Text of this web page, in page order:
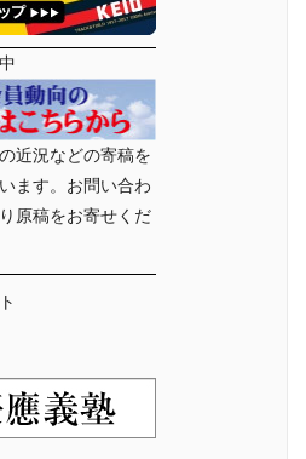
近況などの寄稿を
ます。お問い合わ
原稿をお寄せくだ